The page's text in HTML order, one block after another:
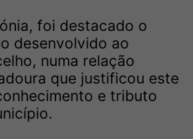
foi destacado o
desenvolvido ao
numa relação
que justificou este
e tributo